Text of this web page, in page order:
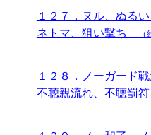
１２７．ヌル、ぬる
ネトマ、狙い撃ち
１２８．ノーガード
不聴親流れ、不聴罰